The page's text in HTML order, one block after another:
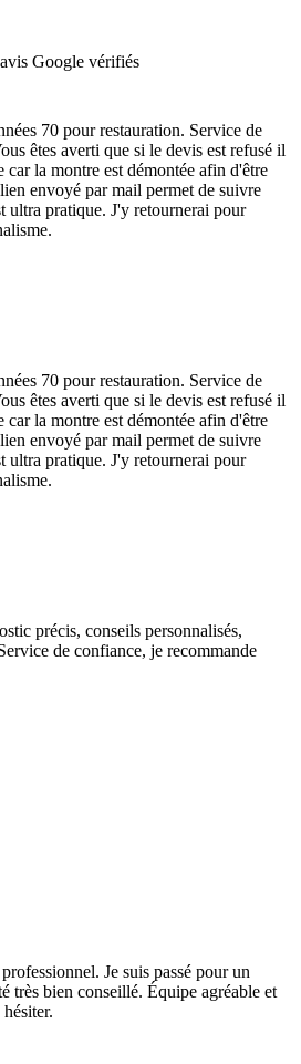
Google vérifiés
70 pour restauration. Service de
êtes averti que si le devis est refusé il
car la montre est démontée afin d'être
envoyé par mail permet de suivre
ultra pratique. J'y retournerai pour
70 pour restauration. Service de
êtes averti que si le devis est refusé il
car la montre est démontée afin d'être
envoyé par mail permet de suivre
ultra pratique. J'y retournerai pour
précis, conseils personnalisés,
de confiance, je recommande
Je suis passé pour un
très bien conseillé. Équipe agréable et